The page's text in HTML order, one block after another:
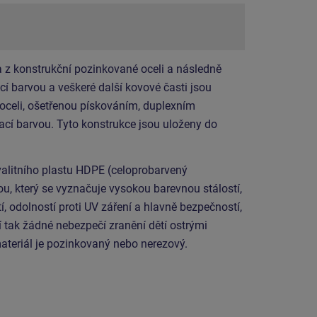
z konstrukční pozinkované oceli a následně
barvou a veškeré další kovové časti jsou
ošetřenou pískováním, duplexním
barvou. Tyto konstrukce jsou uloženy do
plastu HDPE (celoprobarvený
který se vyznačuje vysokou barevnou stálostí,
odolností proti UV záření a hlavně bezpečností,
žádné nebezpečí zranění dětí ostrými
je pozinkovaný nebo nerezový.